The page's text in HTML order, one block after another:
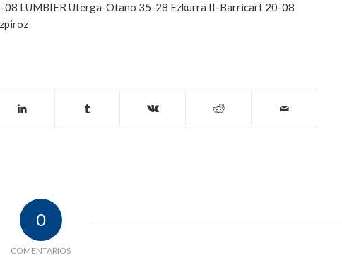
LUMBIER Uterga-Otano 35-28 Ezkurra II-Barricart 20-08
0
COMENTARIOS